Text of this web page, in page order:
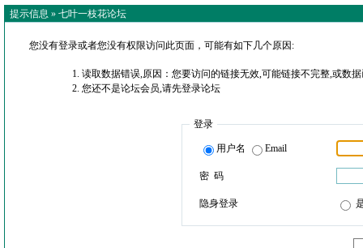
提示信息 » 七叶一枝花论坛
您没有登录或者您没有权限访问此页面，可能有如下几个原因:
读取数据错误,原因：您要访问的链接无效,可能链接不完整,或数
您还不是论坛会员,请先登录论坛
登录
用户名 Email
密 码
隐身登录